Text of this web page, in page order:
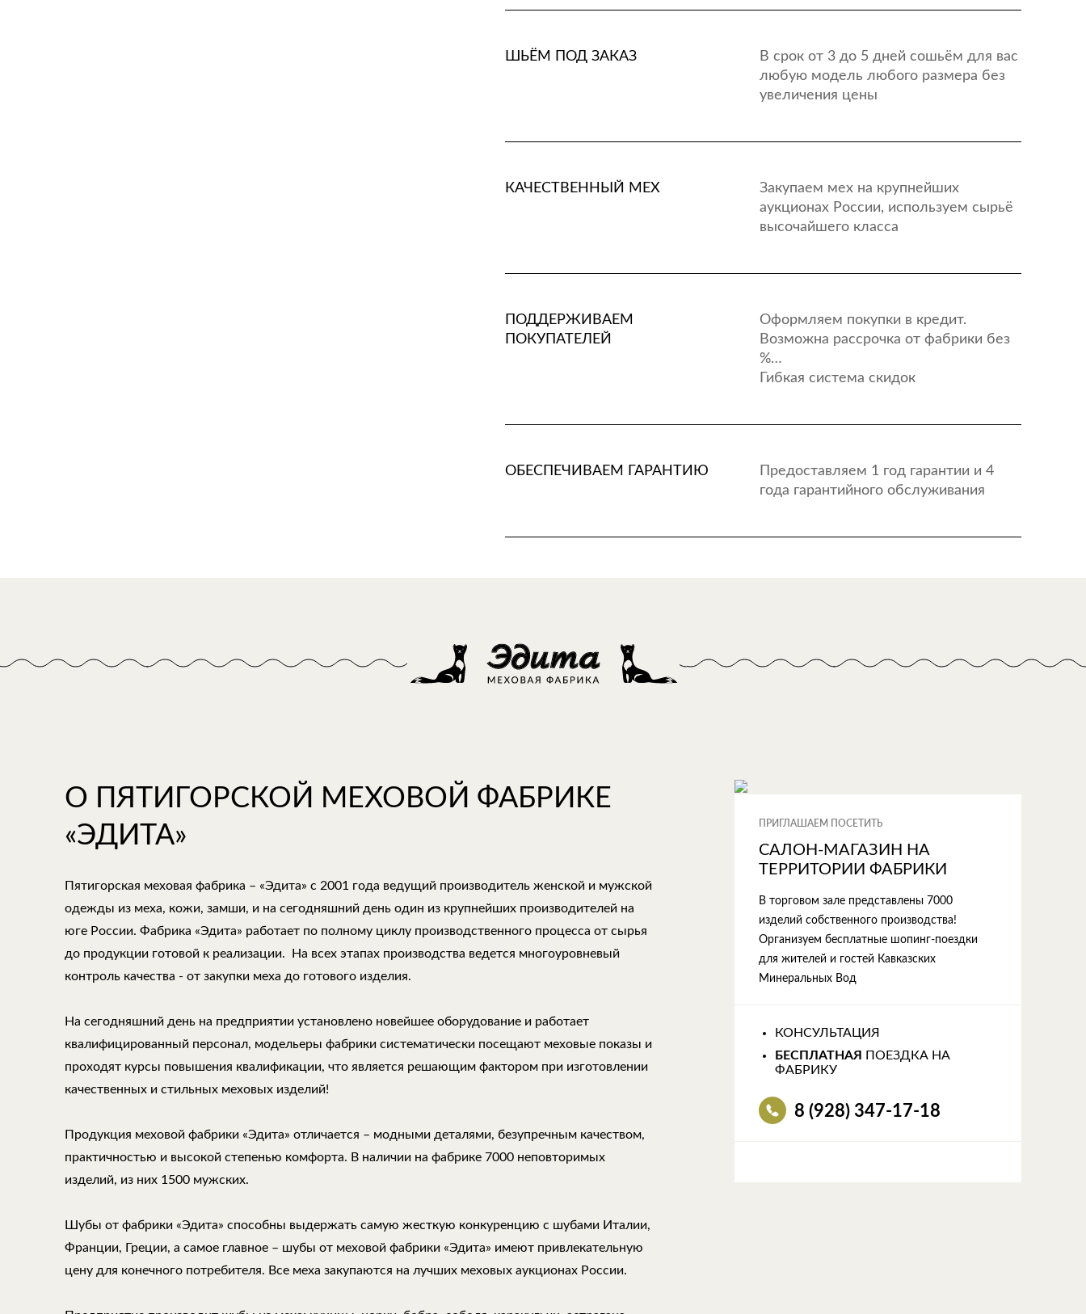
ШЬЁМ ПОД ЗАКАЗ
В срок от 3 до 5 дней сошьём для вас
любую модель любого размера без
увеличения цены
КАЧЕСТВЕННЫЙ МЕХ
Закупаем мех на крупнейших
аукционах России, используем сырьё
высочайшего класса
ПОДДЕРЖИВАЕМ
ПОКУПАТЕЛЕЙ
Оформляем покупки в кредит.
Возможна рассрочка от фабрики без
%…
Гибкая система скидок
ОБЕСПЕЧИВАЕМ ГАРАНТИЮ
Предоставляем 1 год гарантии и 4
года гарантийного обслуживания
О ПЯТИГОРСКОЙ МЕХОВОЙ ФАБРИКЕ
«ЭДИТА»
Пятигорская меховая фабрика – «Эдита» с 2001 года ведущий производитель женской и мужской
одежды из меха, кожи, замши, и на сегодняшний день один из крупнейших производителей на
юге России. Фабрика «Эдита» работает по полному циклу производственного процесса от сырья
до продукции готовой к реализации. На всех этапах производства ведется многоуровневый
контроль качества - от закупки меха до готового изделия.
На сегодняшний день на предприятии установлено новейшее оборудование и работает
квалифицированный персонал, модельеры фабрики систематически посещают меховые показы и
проходят курсы повышения квалификации, что является решающим фактором при изготовлении
качественных и стильных меховых изделий!
Продукция меховой фабрики «Эдита» отличается – модными деталями, безупречным качеством,
практичностью и высокой степенью комфорта. В наличии на фабрике 7000 неповторимых
изделий, из них 1500 мужских.
Шубы от фабрики «Эдита» способны выдержать самую жесткую конкуренцию с шубами Италии,
Франции, Греции, а самое главное – шубы от меховой фабрики «Эдита» имеют привлекательную
цену для конечного потребителя. Все меха закупаются на лучших меховых аукционах России.
ПРИГЛАШАЕМ ПОСЕТИТЬ
САЛОН-МАГАЗИН НА
ТЕРРИТОРИИ ФАБРИКИ
В торговом зале представлены 7000
изделий собственного производства!
Организуем бесплатные шопинг-поездки
для жителей и гостей Кавказских
Минеральных Вод
КОНСУЛЬТАЦИЯ
БЕСПЛАТНАЯ
ПОЕЗДКА НА
ФАБРИКУ
8 (928) 347-17-18